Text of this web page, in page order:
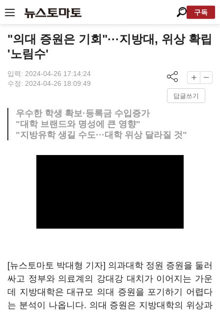
구독
"의대 증원은 기회"···지방대, 위상 확립
'노림수'
입력: 2024-04-26 17:14:24
수정: 2024-04-26 18:09:49
답글쓰기
우수한 학생 확보·등록금 수입증가
"대학 브랜드와 명성에 큰 영향"
"지방유학 생길 수도···대학 위상 달라질 것"
[뉴스토마토 박대형 기자] 의과대학 정원 증원을 둘러
싸고 정부와 의료계의 강대강 대치가 이어지는 가운
데 지방대학은 대규모 의대 증원을 포기하기 어렵다
는 분석이 나옵니다. 의대 증원은 지방대학의 위상과